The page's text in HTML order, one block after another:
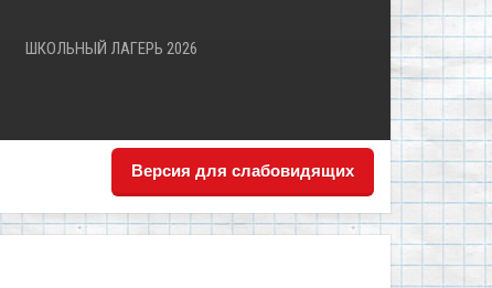
ШКОЛЬНЫЙ ЛАГЕРЬ 2026
Версия для слабовидящих